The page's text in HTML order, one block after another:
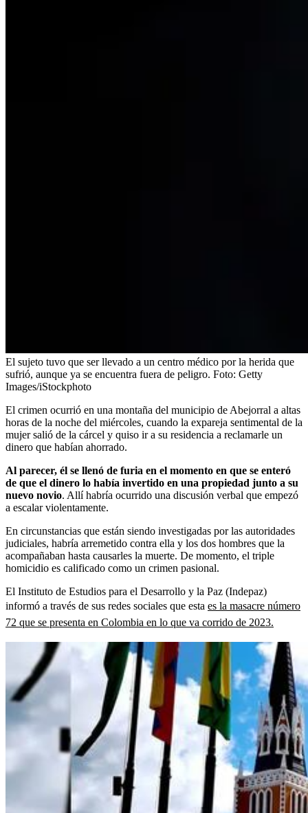
El sujeto tuvo que ser llevado a un centro médico por la herida que
sufrió, aunque ya se encuentra fuera de peligro. Foto: Getty
Images/iStockphoto
El crimen ocurrió en una montaña del municipio de Abejorral a altas
horas de la noche del miércoles, cuando la expareja sentimental de la
mujer salió de la cárcel y quiso ir a su residencia a reclamarle un
dinero que habían ahorrado.
Al parecer, él se llenó de furia en el momento en que se enteró
de que el dinero lo había invertido en una propiedad junto a su
nuevo novio. Allí habría ocurrido una discusión verbal que empezó
a escalar violentamente.
En circunstancias que están siendo investigadas por las autoridades
judiciales, habría arremetido contra ella y los dos hombres que la
acompañaban hasta causarles la muerte. De momento, el triple
homicidio es calificado como un crimen pasional.
El Instituto de Estudios para el Desarrollo y la Paz (Indepaz)
informó a través de sus redes sociales que esta es la masacre número
72 que se presenta en Colombia en lo que va corrido de 2023.